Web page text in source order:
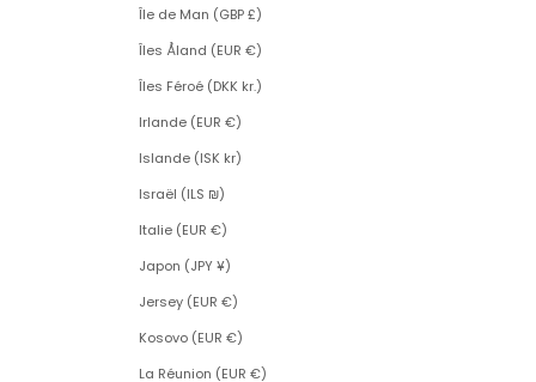
Île de Man (GBP £)
Îles Åland (EUR €)
Îles Féroé (DKK kr.)
Irlande (EUR €)
Islande (ISK kr)
Israël (ILS ₪)
Italie (EUR €)
Japon (JPY ¥)
Jersey (EUR €)
Kosovo (EUR €)
La Réunion (EUR €)